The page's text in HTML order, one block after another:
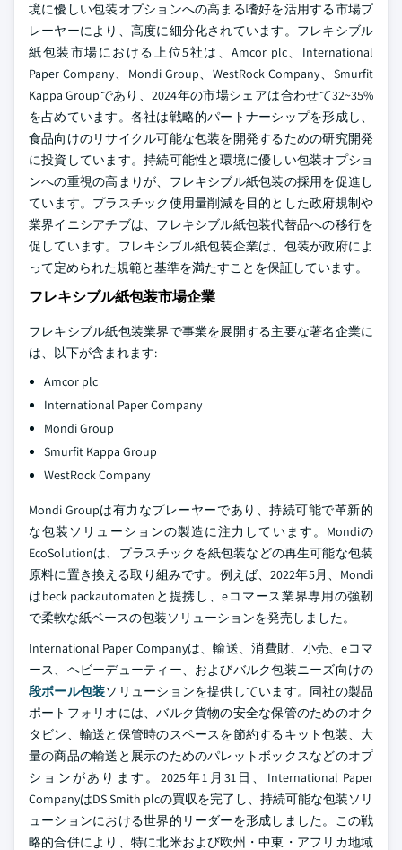
境に優しい包装オプションへの高まる嗜好を活用する市場プ
レーヤーにより、高度に細分化されています。フレキシブル
紙包装市場における上位5社は、Amcor plc、International
Paper Company、Mondi Group、WestRock Company、Smurfit
Kappa Groupであり、2024年の市場シェアは合わせて32~35%
を占めています。各社は戦略的パートナーシップを形成し、
食品向けのリサイクル可能な包装を開発するための研究開発
に投資しています。持続可能性と環境に優しい包装オプショ
ンへの重視の高まりが、フレキシブル紙包装の採用を促進し
ています。プラスチック使用量削減を目的とした政府規制や
業界イニシアチブは、フレキシブル紙包装代替品への移行を
促しています。フレキシブル紙包装企業は、包装が政府によ
って定められた規範と基準を満たすことを保証しています。
フレキシブル紙包装市場企業
フレキシブル紙包装業界で事業を展開する主要な著名企業に
は、以下が含まれます:
Amcor plc
International Paper Company
Mondi Group
Smurfit Kappa Group
WestRock Company
Mondi Groupは有力なプレーヤーであり、持続可能で革新的
な包装ソリューションの製造に注力しています。Mondiの
EcoSolutionは、プラスチックを紙包装などの再生可能な包装
原料に置き換える取り組みです。例えば、2022年5月、Mondi
はbeck packautomatenと提携し、eコマース業界専用の強靭
で柔軟な紙ベースの包装ソリューションを発売しました。
International Paper Companyは、輸送、消費財、小売、eコマ
ース、ヘビーデューティー、およびバルク包装ニーズ向けの
段ボール包装ソリューションを提供しています。同社の製品
ポートフォリオには、バルク貨物の安全な保管のためのオク
タビン、輸送と保管時のスペースを節約するキット包装、大
量の商品の輸送と展示のためのパレットボックスなどのオプ
ションがあります。2025年1月31日、International Paper
CompanyはDS Smith plcの買収を完了し、持続可能な包装ソリ
ューションにおける世界的リーダーを形成しました。この戦
略的合併により、特に北米および欧州・中東・アフリカ地域